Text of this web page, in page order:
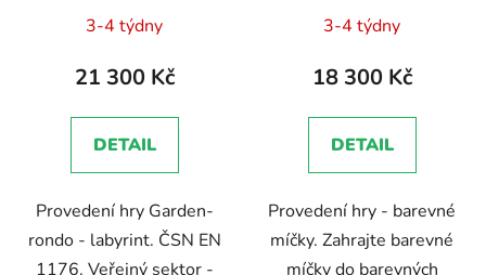
1176 - Technická
zpráva, Brožura, Školení
hodnocení
produktu
5,0
z
hvězdiček.
3-4 týdny
21 300 Kč
DETAIL
Provedení hry Garden-
rondo - labyrint. ČSN EN
1176. Veřejný sektor -
hodnocení
produktu
5,0
z
hvězdiček.
3-4 týdny
18 300 Kč
DETAIL
Provedení hry - barevné
míčky. Zahrajte barevné
míčky do barevných